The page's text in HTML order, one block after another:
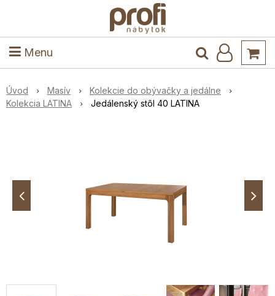
Menu
Kuchyňa a jedáleň
Úvod Masív
Kolekcie do obývačky a jedálne
Kolekcia LATINA
Jedálenský stôl 40 LATINA